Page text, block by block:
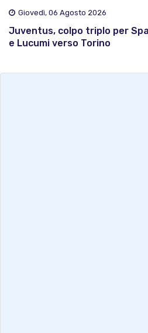
Giovedì, 06 Agosto 2026
Juventus, colpo triplo per
e Lucumi verso Torino